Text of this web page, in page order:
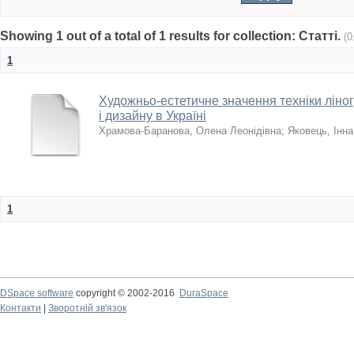
Showing 1 out of a total of 1 results for collection: Статті.
1
Художньо-естетичне значення техніки
і дизайну в Україні
Храмова-Баранова, Олена Леонідівна; Яковець,
1
DSpace software copyright © 2002-2016
DuraSpace
Контакти
Зворотній зв'язок